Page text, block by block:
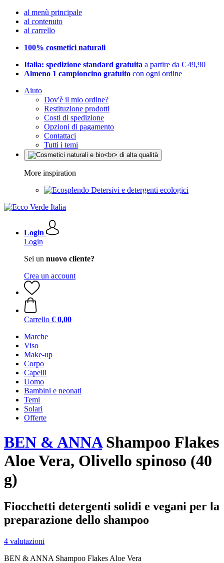
al menù principale
al contenuto
al carrello
100% cosmetici naturali
Italia: spedizione standard gratuita a partire da € 49,90
Almeno 1 campioncino gratuito con ogni ordine
Aiuto
Dov'è il mio ordine?
Restituzione prodotti
Costi di spedizione
Opzioni di pagamento
Contattaci
Tutti i temi
More inspiration
Detersivi e detergenti ecologici
Login
Login
Sei un nuovo cliente?
Crea un account
Carrello € 0,00
Marche
Viso
Make-up
Corpo
Capelli
Uomo
Bambini e neonati
Temi
Solari
Offerte
BEN & ANNAShampoo Flakes
Aloe Vera, Olivello spinoso (40
g)
Fiocchetti detergenti solidi e vegani per la
preparazione dello shampoo
4 valutazioni
BEN & ANNA Shampoo Flakes Aloe Vera